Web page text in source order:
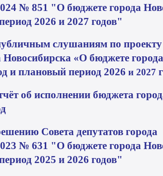
№ 851 "О бюджете города
2026 и 2027 годов"
слушаниям по
Новосибирска «О бюджете города
и плановый период 2026 и 2027
об исполнении бюджета
Совета депутатов города
№ 631 "О бюджете города
2025 и 2026 годов"